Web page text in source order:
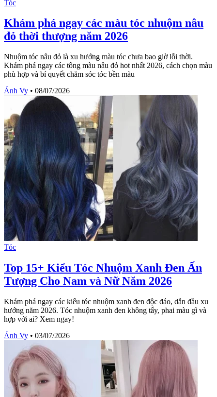
Tóc
Khám phá ngay các màu tóc nhuộm nâu
đỏ thời thượng năm 2026
Nhuộm tóc nâu đỏ là xu hướng màu tóc chưa bao giờ lỗi thời.
Khám phá ngay các tông màu nâu đỏ hot nhất 2026, cách chọn màu
phù hợp và bí quyết chăm sóc tóc bền màu
Ánh Vy • 08/07/2026
Tóc
Top 15+ Kiểu Tóc Nhuộm Xanh Đen Ấn
Tượng Cho Nam và Nữ Năm 2026
Khám phá ngay các kiểu tóc nhuộm xanh đen độc đáo, dẫn đầu xu
hướng năm 2026. Tóc nhuộm xanh đen không tẩy, phai màu gì và
hợp với ai? Xem ngay!
Ánh Vy • 03/07/2026